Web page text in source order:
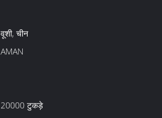
वूशी, चीन
AMAN
20000 टुकड़े